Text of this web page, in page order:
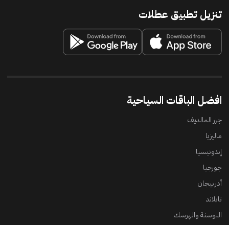
تنزيل تطبيق عطلات
افضل الباقات السياحية
جزر المالديف
ماليزيا
إندونيسيا
جورجيا
أذربيجان
تايلاند
البوسنة والهرسك